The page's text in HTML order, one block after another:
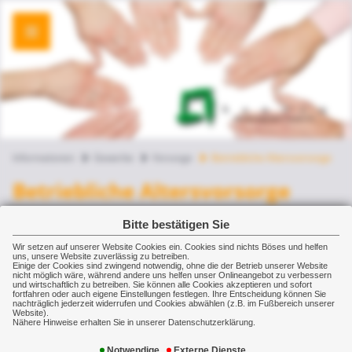
Bitte bestätigen Sie
Wir setzen auf unserer Website Cookies ein. Cookies sind nichts Böses und helfen
uns, unsere Website zuverlässig zu betreiben.
Einige der Cookies sind zwingend notwendig, ohne die der Betrieb unserer Website
nicht möglich wäre, während andere uns helfen unser Onlineangebot zu verbessern
und wirtschaftlich zu betreiben. Sie können alle Cookies akzeptieren und sofort
fortfahren oder auch eigene Einstellungen festlegen. Ihre Entscheidung können Sie
nachträglich jederzeit widerrufen und Cookies abwählen (z.B. im Fußbereich unserer
Website).
Nähere Hinweise erhalten Sie in unserer Datenschutzerklärung.
Betriebliche Altersvorsorge
Betriebliche Altersvorsorge
Betriebliche Altersvorsorge (bAV) - Weil
die gesetzliche Rente künftig nur für die
Grundversorgung reicht.
Noch immer schätzen viele Arbeitnehmer und
Arbeitnehmerinnen ihre Altersbezüge zu